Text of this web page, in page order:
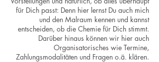
für Dich passt: Denn hier lernst Du auch mich
und den Malraum kennen und kannst
entscheiden, ob die Chemie für Dich stimmt.
Darüber hinaus können wir hier auch
Organisatorisches wie Termine,
Zahlungsmodalitäten und Fragen o.ä. klären.